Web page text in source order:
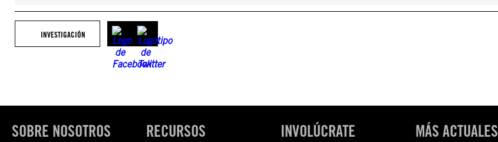
INVESTIGACIÓN
SOBRE NOSOTROS RECURSOS INVOLÚCRATE MÁS ACTUALES